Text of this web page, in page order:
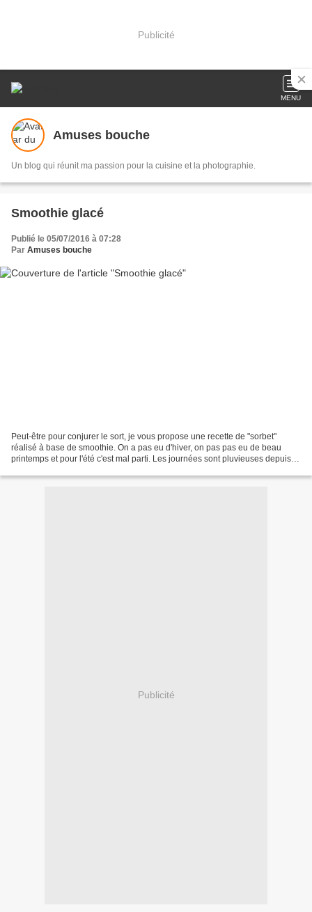
Publicité
MENU
Amuses bouche
Un blog qui réunit ma passion pour la cuisine et la photographie.
Smoothie glacé
Publié le 05/07/2016 à 07:28
Par Amuses bouche
Peut-être pour conjurer le sort, je vous propose une recette de "sorbet"
réalisé à base de smoothie. On a pas eu d'hiver, on pas pas eu de beau
printemps et pour l'été c'est mal parti. Les journées sont pluvieuses depuis
Publicité